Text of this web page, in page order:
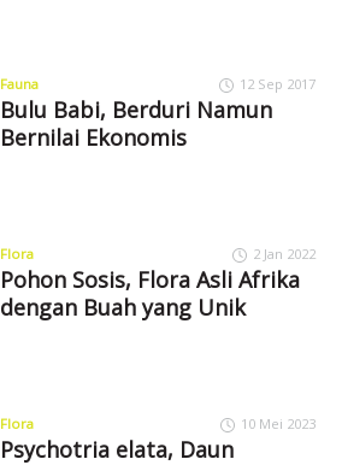
Fauna 12 Sep 2017
Bulu Babi, Berduri Namun
Bernilai Ekonomis
Flora 2 Jan 2022
Pohon Sosis, Flora Asli Afrika
dengan Buah yang Unik
Flora 10 Mei 2023
Psychotria elata, Daun